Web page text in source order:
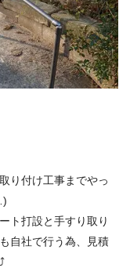
り付け工事までやっ
ト打設と手すり取り
自社で行う為、見積